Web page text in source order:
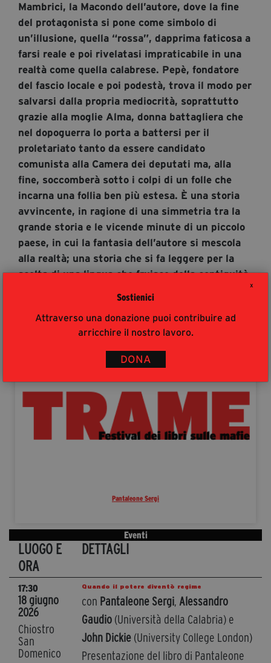
X
Sostienici
Attraverso una donazione puoi contribuire ad
arricchire il nostro lavoro.
DONA
+39 346 954 4078
Mambrici, la Macondo dell’autore, dove la fine
del protagonista si pone come simbolo di
un’illusione, quella “rossa”, dapprima faticosa a
farsi reale e poi rivelatasi impraticabile in una
realtà come quella calabrese. Pepè, fondatore
del fascio locale e poi podestà, trova il modo per
salvarsi dalla propria mediocrità, soprattutto
grazie alla moglie Alma, donna battagliera che
nel dopoguerra lo porta a battersi per il
proletariato tanto da essere candidato
comunista alla Camera dei deputati ma, alla
fine, soccomberà sotto i colpi di un folle che
incarna una follia ben più estesa. È una storia
avvincente, in ragione di una simmetria tra la
grande storia e le vicende minute di un piccolo
paese, in cui la fantasia dell’autore si mescola
alla realtà; una storia che si fa leggere per la
scelta di una lingua che fruisce della contiguità,
Autori
Pantaleone Sergi
Eventi
LUOGO E
ORA
DETTAGLI
17:30
18 giugno
2026
Chiostro
San
Domenico
Quando il potere diventò regime
con Pantaleone Sergi, Alessandro
Gaudio(Università della Calabria) e
John Dickie(University College London)
Presentazione del libro di Pantaleone